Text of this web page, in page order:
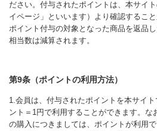
ださい。付与されたポイントは、本サイ
イページ」といいます）より確認するこ
ポイント付与の対象となった商品を返品
相当数は減算されます。
第9条（ポイントの利用方法）
1.会員は、付与されたポイントを本サイ
ント＝1円で利用することができます。な
の購入につきましては、ポイントが利用で